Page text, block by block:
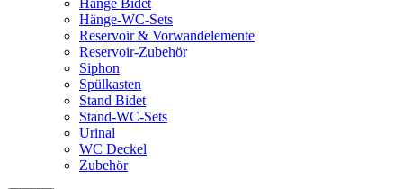
Hänge Bidet
Hänge-WC-Sets
Reservoir & Vorwandelemente
Reservoir-Zubehör
Siphon
Spülkasten
Stand Bidet
Stand-WC-Sets
Urinal
WC Deckel
Zubehör